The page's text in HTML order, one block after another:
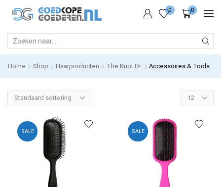
0 0
INPUT
Home Shop Haarproducten The Knot Dr. Accessoires & Tools
Products
per
SALE SALE